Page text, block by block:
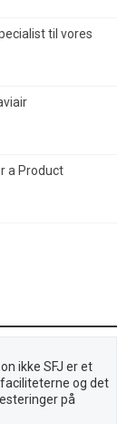
til vores
a Product
ikke SFJ er et
faciliteterne og det
på